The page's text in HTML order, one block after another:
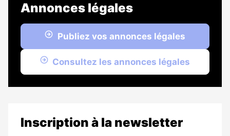
Annonces légales
Publiez vos annonces légales
Consultez les annonces légales
Inscription à la newsletter